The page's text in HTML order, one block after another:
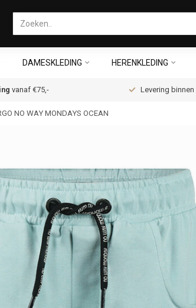
DAMESKLEDING HERENKLEDING
vanaf €75,- Levering binnen
NO WAY MONDAYS OCEAN